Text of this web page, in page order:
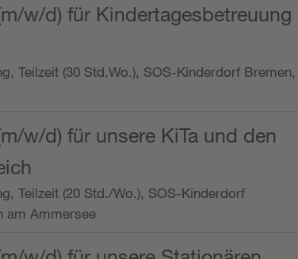
w/d) für Kindertagesbetreuung
Teilzeit (30 Std.Wo.), SOS-Kinderdorf Bremen,
w/d) für unsere KiTa und den
Teilzeit (20 Std./Wo.), SOS-Kinderdorf
am Ammersee